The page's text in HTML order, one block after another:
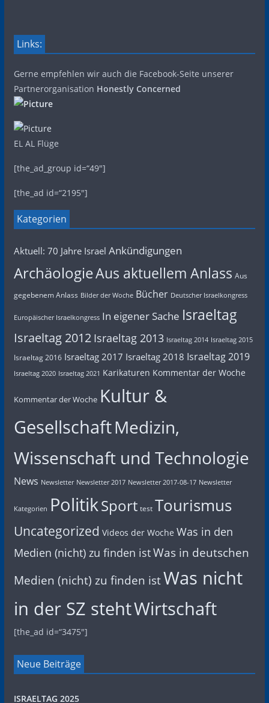
Links:
Gerne empfehlen wir auch die Facebook-Seite unserer
Partnerorganisation Honestly Concerned
EL AL Flüge
[the_ad_group id=“49″]
[the_ad id=“2195″]
Kategorien
Aktuell: 70 Jahre Israel Ankündigungen
ArchäologieAus aktuellem Anlass Aus
gegebenem Anlass Bilder der Woche Bücher Deutscher Israelkongress
Europäischer Israelkongress In eigener Sache Israeltag
Israeltag 2012 Israeltag 2013 Israeltag 2014 Israeltag 2015
Israeltag 2016 Israeltag 2017 Israeltag 2018 Israeltag 2019
Israeltag 2020 Israeltag 2021 Karikaturen Kommentar der Woche
Kommentar der Woche Kultur &
GesellschaftMedizin,
Wissenschaft und Technologie
News Newsletter Newsletter 2017 Newsletter 2017-08-17 Newsletter
Kategorien PolitikSport test Tourismus
Uncategorized Videos der Woche Was in den
Medien (nicht) zu finden istWas in deutschen
Medien (nicht) zu finden istWas nicht
in der SZ stehtWirtschaft
[the_ad id=“3475″]
Neue Beiträge
ISRAELTAG 2025